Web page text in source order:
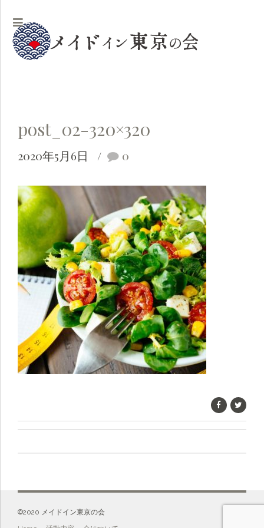
post_02-320×320
2020年5月6日 0
©️2020 メイドイン東京の会